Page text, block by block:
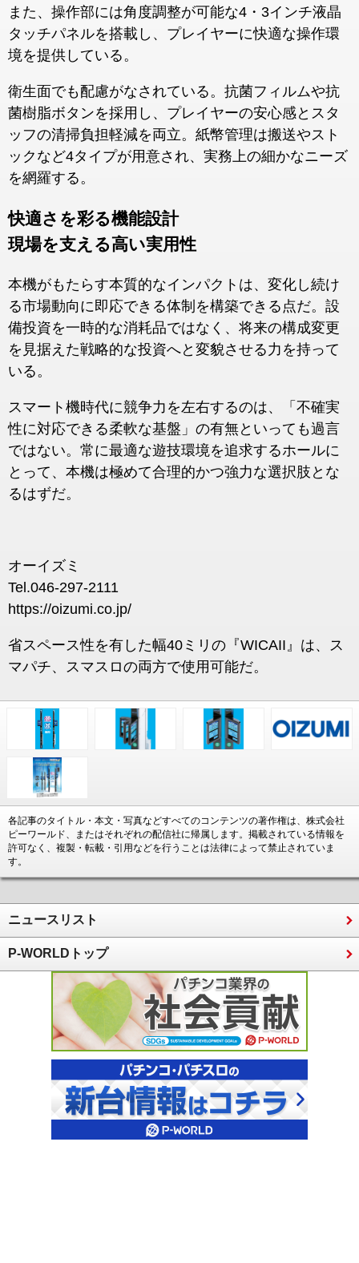
また、操作部には角度調整が可能な4・3インチ液晶
タッチパネルを搭載し、プレイヤーに快適な操作環
境を提供している。
衛生面でも配慮がなされている。抗菌フィルムや抗
菌樹脂ボタンを採用し、プレイヤーの安心感とスタ
ッフの清掃負担軽減を両立。紙幣管理は搬送やスト
ックなど4タイプが用意され、実務上の細かなニーズ
を網羅する。
快適さを彩る機能設計
現場を支える高い実用性
本機がもたらす本質的なインパクトは、変化し続け
る市場動向に即応できる体制を構築できる点だ。設
備投資を一時的な消耗品ではなく、将来の構成変更
を見据えた戦略的な投資へと変貌させる力を持って
いる。
スマート機時代に競争力を左右するのは、「不確実
性に対応できる柔軟な基盤」の有無といっても過言
ではない。常に最適な遊技環境を追求するホールに
とって、本機は極めて合理的かつ強力な選択肢とな
るはずだ。
オーイズミ
Tel.046-297-2111
https://oizumi.co.jp/
省スペース性を有した幅40ミリの『WICAII』は、ス
マパチ、スマスロの両方で使用可能だ。
各記事のタイトル・本文・写真などすべてのコンテンツの著作権は、株式会社
ピーワールド、またはそれぞれの配信社に帰属します。掲載されている情報を
許可なく、複製・転載・引用などを行うことは法律によって禁止されていま
す。
ニュースリスト
P-WORLDトップ